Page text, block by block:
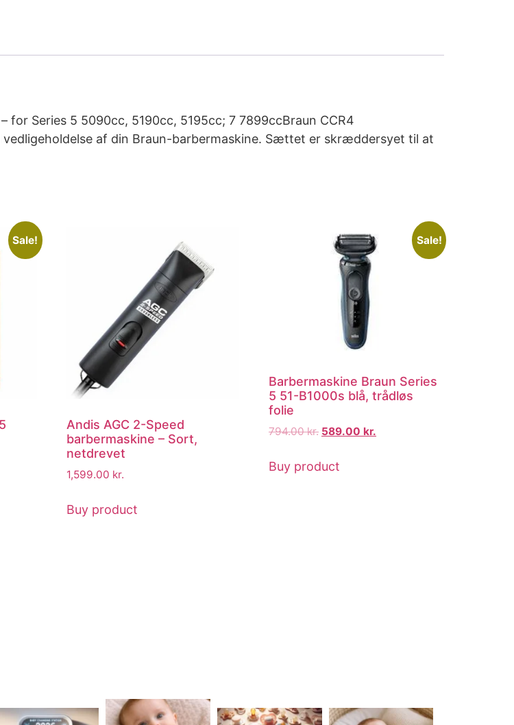
for Series 5 5090cc, 5190cc, 5195cc; 7 7899ccBraun CCR4
af din Braun-barbermaskine. Sættet er skræddersyet til at
Sale!
Andis AGC 2-Speed
barbermaskine – Sort,
netdrevet
1,599.00 kr.
Buy product
Sale!
Barbermaskine Braun Series
5 51-B1000s blå, trådløs
folie
794.00kr. 589.00 kr.
Buy product